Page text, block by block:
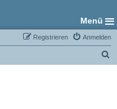
Menü
Anmelden
Registrieren